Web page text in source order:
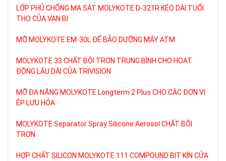
LỚP PHỦ CHỐNG MA SÁT MOLYKOTE D-321R KÉO DÀI TUỔI
THỌ CỦA VAN BI
MỠ MOLYKOTE EM-30L ĐỂ BẢO DƯỠNG MÁY ATM
MOLYKOTE 33 CHẤT BÔI TRƠN TRUNG BÌNH CHO HOẠT
ĐỘNG LÂU DÀI CỦA TRIVISION
MỠ ĐA NĂNG MOLYKOTE Longterm 2 Plus CHO CÁC ĐƠN VỊ
ÉP LƯU HÓA
MOLYKOTE Separator Spray Silicone Aerosol CHẤT BÔI
TRƠN .
HỢP CHẤT SILICON MOLYKOTE 111 COMPOUND BỊT KÍN CỬA